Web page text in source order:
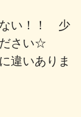
ない！！ 少
ださい☆
違いありま